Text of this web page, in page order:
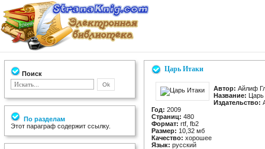
Поиск
По разделам
Этот параграф содержит ссылку.
Царь Итаки
Автор: Айлиф
Название: Царь
Издательство:
Год: 2009
Страниц: 480
Формат: rtf, fb2
Размер: 10,32 мб
Качество: хорошее
Язык: русский